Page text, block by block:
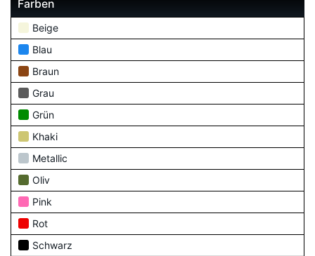
Farben
Beige
Blau
Braun
Grau
Grün
Khaki
Metallic
Oliv
Pink
Rot
Schwarz